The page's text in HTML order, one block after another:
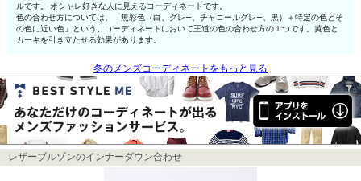
ルです。 オシャレ好きな人に見えるコーディネートです。
色の合わせ方については、「無彩色（白、グレ—、チャコールグレ—、黒）＋特定の色とそ
の色に近い色」という、コーディネートにおいて王道の色の合わせ方の１つです。黄色と
カーキを引き立たせる効果があります。
冬のメンズコーディネートをもっと見る
レザーブルゾンのインナーダウン合わせ